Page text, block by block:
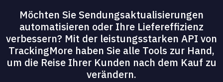
Möchten Sie Sendungsaktualisierungen
automatisieren oder Ihre Liefereffizienz
verbessern? Mit der leistungsstarken API von
TrackingMore haben Sie alle Tools zur Hand,
um die Reise Ihrer Kunden nach dem Kauf zu
verändern.